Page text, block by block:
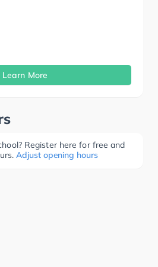
Learn More
Register here for free and
Adjust opening hours